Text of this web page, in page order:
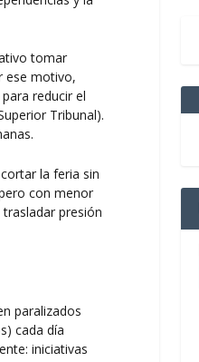
tomar
ese motivo,
reducir el
Tribunal).
la feria sin
con menor
presión
paralizados
cada día
iniciativas